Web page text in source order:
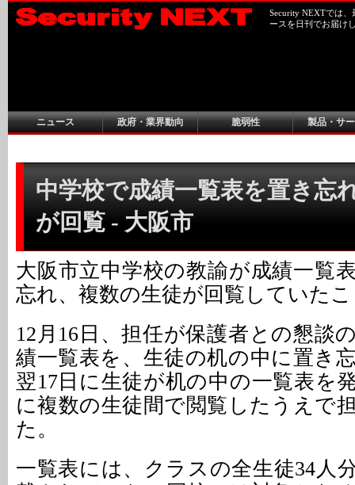
Security NEXTでは
ースを日刊でお届け
ニュース 政府・業界動向 脆弱性 製品・サ
中学校で成績一覧表を置き忘
が回覧 - 大阪市
大阪市立中学校の教諭が成績一覧
忘れ、複数の生徒が回覧していた
12月16日、担任が保護者との懇談
績一覧表を、生徒の机の中に置き
翌17日に生徒が机の中の一覧表を
に複数の生徒間で閲覧したうえで
た。
一覧表には、クラスの全生徒34人